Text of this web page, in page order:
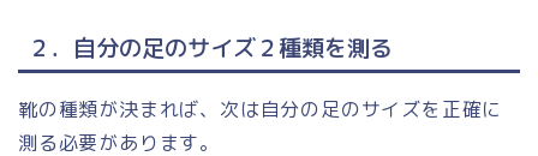
２．自分の足のサイズ２種類を測る
靴の種類が決まれば、次は自分の足のサイズを正確に
測る必要があります。